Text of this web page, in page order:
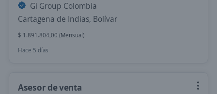
Gi Group Colombia
Cartagena de Indias, Bolívar
$ 1.891.804,00 (Mensual)
Hace 5 días
Asesor de venta